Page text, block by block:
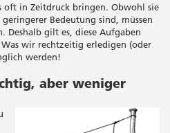
oft in Zeitdruck bringen. Obwohl sie
Bedeutung sind, müssen
Deshalb gilt es, diese Aufgaben
wir rechtzeitig erledigen (oder
werden!
aber weniger